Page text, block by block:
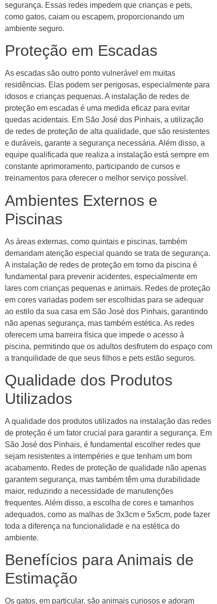
segurança. Essas redes impedem que crianças e pets,
como gatos, caiam ou escapem, proporcionando um
ambiente seguro.
Proteção em Escadas
As escadas são outro ponto vulnerável em muitas
residências. Elas podem ser perigosas, especialmente para
idosos e crianças pequenas. A instalação de redes de
proteção em escadas é uma medida eficaz para evitar
quedas acidentais. Em São José dos Pinhais, a utilização
de redes de proteção de alta qualidade, que são resistentes
e duráveis, garante a segurança necessária. Além disso, a
equipe qualificada que realiza a instalação está sempre em
constante aprimoramento, participando de cursos e
treinamentos para oferecer o melhor serviço possível.
Ambientes Externos e
Piscinas
As áreas externas, como quintais e piscinas, também
demandam atenção especial quando se trata de segurança.
A instalação de redes de proteção em torno da piscina é
fundamental para prevenir acidentes, especialmente em
lares com crianças pequenas e animais. Redes de proteção
em cores variadas podem ser escolhidas para se adequar
ao estilo da sua casa em São José dos Pinhais, garantindo
não apenas segurança, mas também estética. As redes
oferecem uma barreira física que impede o acesso à
piscina, permitindo que os adultos desfrutem do espaço com
a tranquilidade de que seus filhos e pets estão seguros.
Qualidade dos Produtos
Utilizados
A qualidade dos produtos utilizados na instalação das redes
de proteção é um fator crucial para garantir a segurança. Em
São José dos Pinhais, é fundamental escolher redes que
sejam resistentes a intempéries e que tenham um bom
acabamento. Redes de proteção de qualidade não apenas
garantem segurança, mas também têm uma durabilidade
maior, reduzindo a necessidade de manutenções
frequentes. Além disso, a escolha de cores e tamanhos
adequados, como as malhas de 3x3cm e 5x5cm, pode fazer
toda a diferença na funcionalidade e na estética do
ambiente.
Benefícios para Animais de
Estimação
Os gatos, em particular, são animais curiosos e adoram